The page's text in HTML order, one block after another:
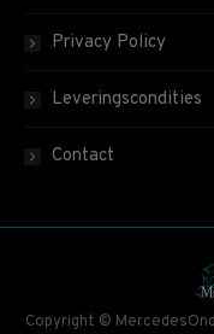
Privacy Policy
Leveringscondities
Contact
Copyright ©